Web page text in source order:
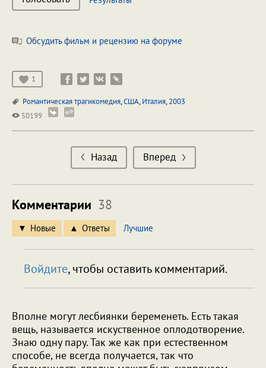
Обсудить фильм и рецензию на форуме
1
Романтическая трагикомедия,США,Италия,2003
50199
Назад Вперед
Комментарии 38
Новые Ответы Лучшие
Войдите, чтобы оставить комментарий.
Вполне могут лесбиянки беременеть. Есть такая
вещь, называется искуственное оплодотворение.
Знаю одну пару. Так же как при естественном
способе, не всегда получается, так что